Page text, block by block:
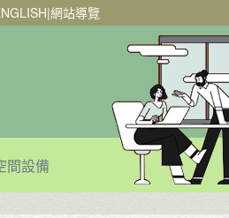
|網站導覽
間設備